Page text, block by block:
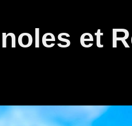
et